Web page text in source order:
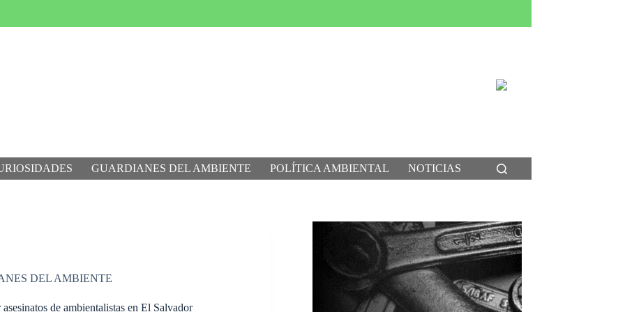
GUARDIANES DEL AMBIENTE POLÍTICA AMBIENTAL NOTICIAS
DEL AMBIENTE
de ambientalistas en El Salvador